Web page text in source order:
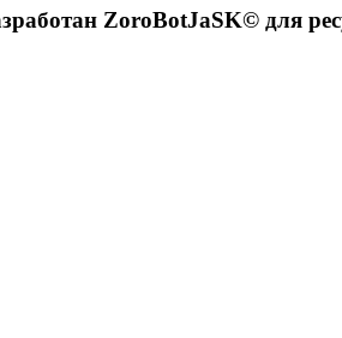
ZoroBotJaSK© для